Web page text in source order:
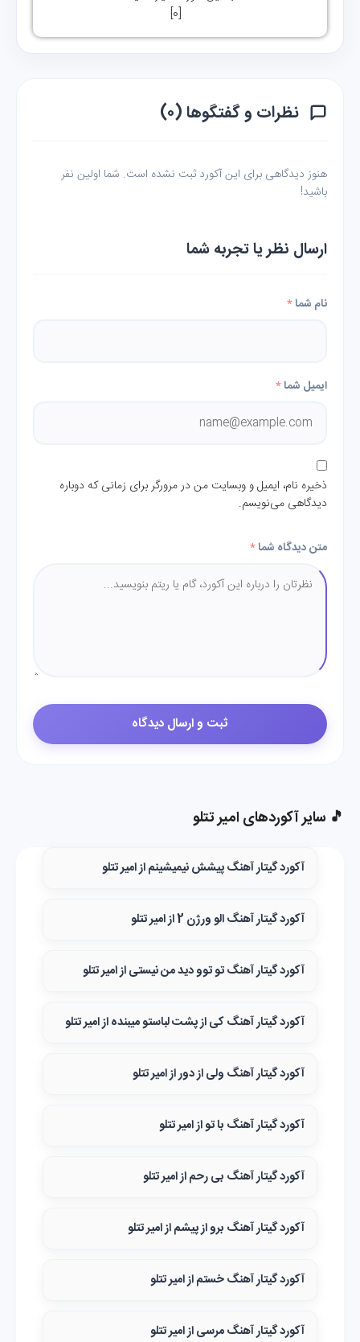
[
0
]
نظرات و گفتگوها (۰)
هنوز دیدگاهی برای این آکورد ثبت نشده است. شما اولین نفر
باشید!
ارسال نظر یا تجربه شما
نام شما*
ایمیل شما*
ذخیره نام، ایمیل و وبسایت من در مرورگر برای زمانی که دوباره
دیدگاهی می‌نویسم.
متن دیدگاه شما*
🎵 سایر آکوردهای امیر تتلو
آکورد گیتار آهنگ پیشش نیمیشینم از امیر تتلو
آکورد گیتار آهنگ الو ورژن 2 از امیر تتلو
آکورد گیتار آهنگ تو توو دید من نیستی از امیر تتلو
آکورد گیتار آهنگ کی از پشت لباستو میبنده از امیر تتلو
آکورد گیتار آهنگ ولی از دور از امیر تتلو
آکورد گیتار آهنگ با تو از امیر تتلو
آکورد گیتار آهنگ بی رحم‌ از امیر تتلو
آکورد گیتار آهنگ برو از پیشم از امیر تتلو
آکورد گیتار آهنگ خستم از امیر تتلو
آکورد گیتار آهنگ مرسی از امیر تتلو